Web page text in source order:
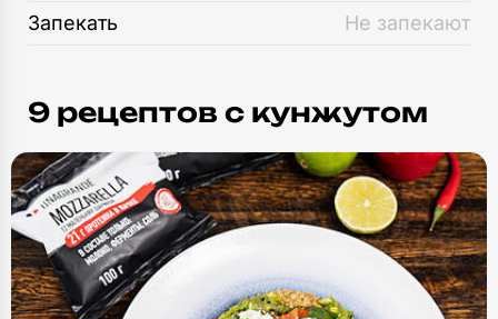
Запекать
Не запекают
9 рецептов c кунжутом